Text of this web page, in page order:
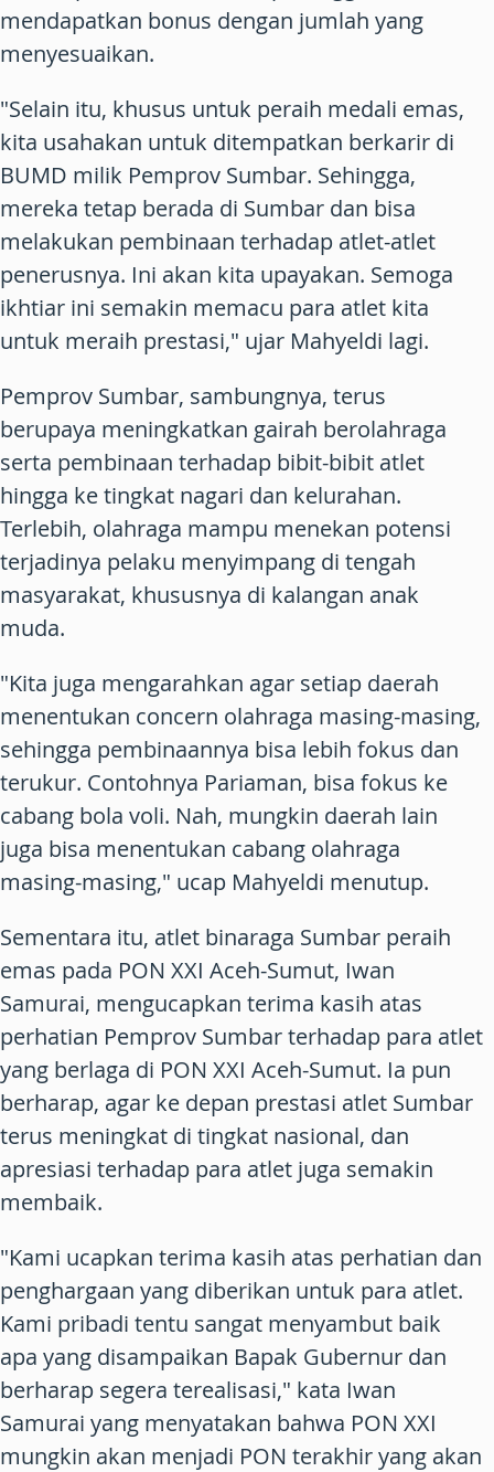
mendapatkan bonus dengan jumlah yang
menyesuaikan.
"Selain itu, khusus untuk peraih medali emas,
kita usahakan untuk ditempatkan berkarir di
BUMD milik Pemprov Sumbar. Sehingga,
mereka tetap berada di Sumbar dan bisa
melakukan pembinaan terhadap atlet-atlet
penerusnya. Ini akan kita upayakan. Semoga
ikhtiar ini semakin memacu para atlet kita
untuk meraih prestasi," ujar Mahyeldi lagi.
Pemprov Sumbar, sambungnya, terus
berupaya meningkatkan gairah berolahraga
serta pembinaan terhadap bibit-bibit atlet
hingga ke tingkat nagari dan kelurahan.
Terlebih, olahraga mampu menekan potensi
terjadinya pelaku menyimpang di tengah
masyarakat, khususnya di kalangan anak
muda.
"Kita juga mengarahkan agar setiap daerah
menentukan concern olahraga masing-masing,
sehingga pembinaannya bisa lebih fokus dan
terukur. Contohnya Pariaman, bisa fokus ke
cabang bola voli. Nah, mungkin daerah lain
juga bisa menentukan cabang olahraga
masing-masing," ucap Mahyeldi menutup.
Sementara itu, atlet binaraga Sumbar peraih
emas pada PON XXI Aceh-Sumut, Iwan
Samurai, mengucapkan terima kasih atas
perhatian Pemprov Sumbar terhadap para atlet
yang berlaga di PON XXI Aceh-Sumut. Ia pun
berharap, agar ke depan prestasi atlet Sumbar
terus meningkat di tingkat nasional, dan
apresiasi terhadap para atlet juga semakin
membaik.
"Kami ucapkan terima kasih atas perhatian dan
penghargaan yang diberikan untuk para atlet.
Kami pribadi tentu sangat menyambut baik
apa yang disampaikan Bapak Gubernur dan
berharap segera terealisasi," kata Iwan
Samurai yang menyatakan bahwa PON XXI
mungkin akan menjadi PON terakhir yang akan